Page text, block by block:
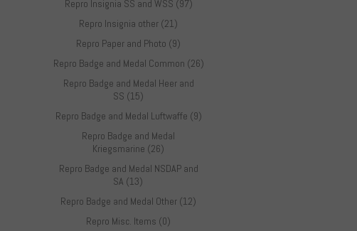
Repro Insignia SS and WSS (97)
Repro Insignia other (21)
Repro Paper and Photo (9)
Repro Badge and Medal Common (26)
Repro Badge and Medal Heer and
SS (15)
Repro Badge and Medal Luftwaffe (9)
Repro Badge and Medal
Kriegsmarine (26)
Repro Badge and Medal NSDAP and
SA (13)
Repro Badge and Medal Other (12)
Repro Misc. Items (0)